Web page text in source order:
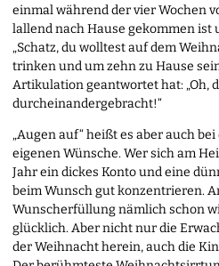
einmal während der vier Wochen
lallend nach Hause gekommen ist
„Schatz, du wolltest auf dem
trinken und um zehn zu Hause
Artikulation geantwortet hat: „Oh,
durcheinandergebracht!“
„Augen auf“ heißt es aber auch
eigenen Wünsche. Wer sich am
Jahr ein dickes Konto und eine
beim Wunsch gut konzentrieren.
Wunscherfüllung nämlich schon
glücklich. Aber nicht nur die
der Weihnacht herein, auch die